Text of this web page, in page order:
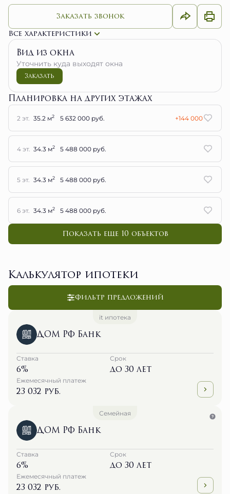
Заказать звонок
Все характеристики
Вид из окна
Уточнить куда выходят окна
Заказать
Планировка на других этажах
2 эт. 35.2 м2 5 632 000 руб. +144 000
4 эт. 34.3 м2 5 488 000 руб.
5 эт. 34.3 м2 5 488 000 руб.
6 эт. 34.3 м2 5 488 000 руб.
Показать еще 10 объектов
Калькулятор ипотеки
Фильтр предложений
it ипотека
ДОМ РФ Банк
Ставка
6%
Срок
до 30 лет
Ежемесячный платеж
23 032 руб.
Семейная
ДОМ РФ Банк
Ставка
6%
Срок
до 30 лет
Ежемесячный платеж
23 032 руб.